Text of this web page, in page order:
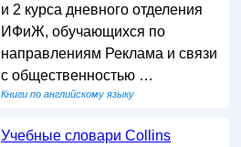
и 2 курса дневного отделения
ИФиЖ, обучающихся по
направлениям Реклама и связи
с общественностью …
Книги по английскому языку
Учебные словари Collins